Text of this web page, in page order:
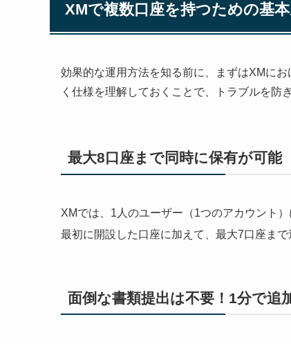
XMで複数口座を持つための基
効果的な運用方法を知る前に、まずはXMに
く仕様を理解しておくことで、トラブルを防
最大8口座まで同時に保有が可能
XMでは、1人のユーザー（1つのアカウント
最初に開設した口座に加えて、最大7口座まで
面倒な書類提出は不要！1分で追